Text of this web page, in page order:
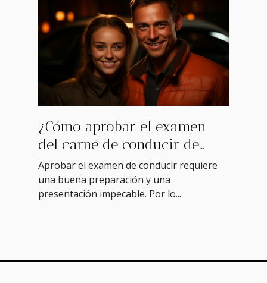
¿Cómo aprobar el examen
del carné de conducir de
forma brillante?
Aprobar el examen de conducir requiere
una buena preparación y una
presentación impecable. Por lo...